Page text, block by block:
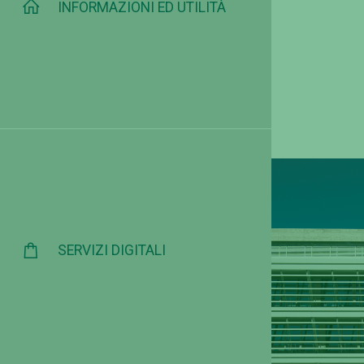
INFORMAZIONI ED UTILITÀ
SERVIZI DIGITALI